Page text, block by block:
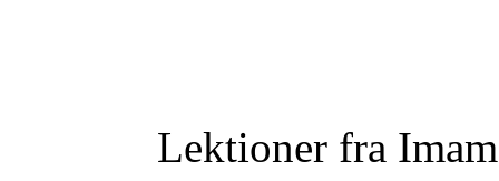
Lektioner fra